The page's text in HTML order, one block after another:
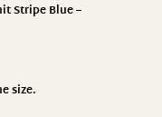
Stripe Blue –
size.